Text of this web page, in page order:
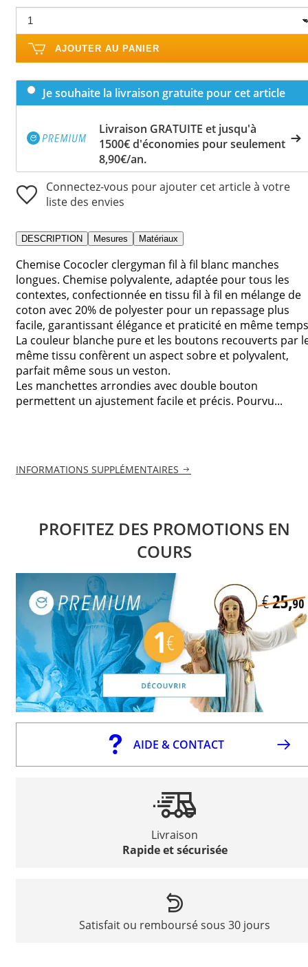
AJOUTER AU PANIER
Je souhaite la livraison gratuite pour cet article
Livraison GRATUITE et jusqu'à
1500€ d'économies pour seulement
8,90€/an.
Connectez-vous pour ajouter cet article à votre
liste des envies
DESCRIPTION Mesures Matériaux
Chemise Cococler clergyman fil à fil blanc manches
longues. Chemise polyvalente, adaptée pour tous les
contextes, confectionnée en tissu fil à fil en mélange de
coton avec 20% de polyester pour un repassage plus
facile, garantissant élégance et praticité en même
La couleur blanche pure et les boutons recouverts par
même tissu confèrent un aspect sobre et polyvalent,
parfait même sous un veston.
Les manchettes arrondies avec double bouton
permettent un ajustement facile et précis. Pourvu...
INFORMATIONS SUPPLÉMENTAIRES
PROFITEZ DES PROMOTIONS EN
COURS
AIDE & CONTACT
Livraison
Rapide et sécurisée
Satisfait ou remboursé sous 30 jours